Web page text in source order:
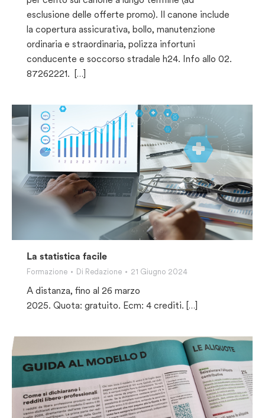
esclusione delle offerte promo). Il canone include
la copertura assicurativa, bollo, manutenzione
ordinaria e straordinaria, polizza infortuni
conducente e soccorso stradale h24. Info allo 02.
87262221. […]
La statistica facile
Formazione Di Redazione 21 Giugno 2024
A distanza, fino al 26 marzo
2025. Quota: gratuito. Ecm: 4 crediti. […]